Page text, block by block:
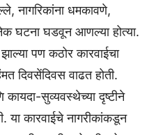
नागरिकांना धमकावणे,
घटना घडवून आणल्या होत्या.
झाल्या पण कठोर कारवाईचा
दिवसेंदिवस वाढत होती.
कायदा-सुव्यवस्थेच्या दृष्टीने
या कारवाईचे नागरीकांकडून